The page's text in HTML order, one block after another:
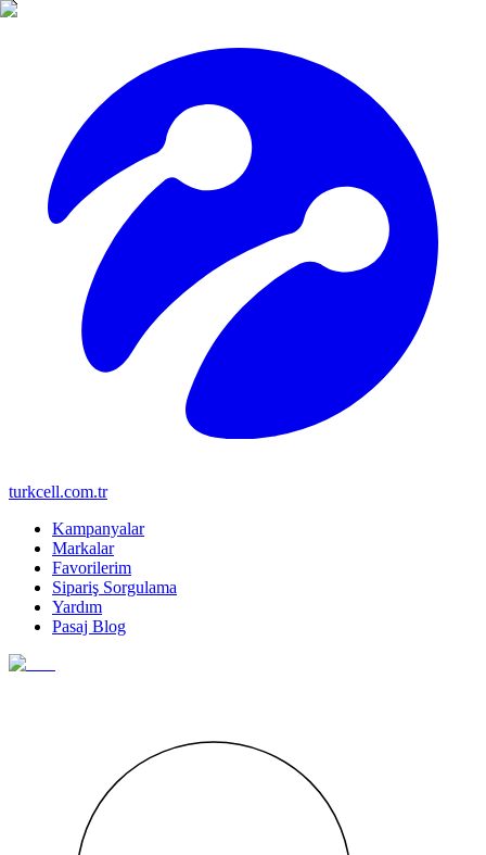
turkcell.com.tr
Kampanyalar
Markalar
Favorilerim
Sipariş Sorgulama
Yardım
Pasaj Blog